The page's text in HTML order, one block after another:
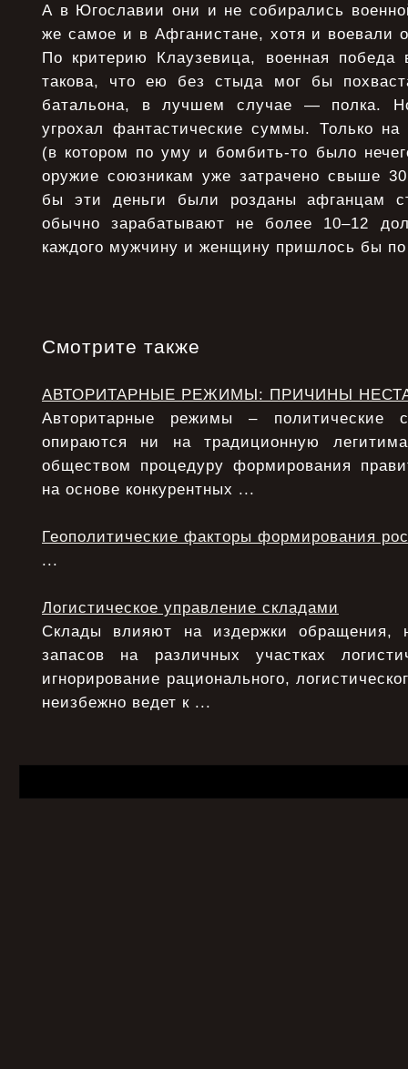
А в Югославии они и не собирались
же самое и в Афганистане, хотя и воевали
По критерию Клаузевица, военная
такова, что ею без стыда мог бы
батальона, в лучшем случае — полка.
угрохал фантастические суммы. Только
(в котором по уму и бомбить-то было
оружие союзникам уже затрачено свыше
бы эти деньги были розданы афганцам
обычно зарабатывают не более 10–12
каждого мужчину и женщину пришлось бы
Смотрите также
АВТОРИТАРНЫЕ РЕЖИМЫ: ПРИЧИНЫ
Авторитарные режимы – политические
опираются ни на традиционную
обществом процедуру формирования
на основе конкурентных ...
Геополитические факторы формирования
...
Логистическое управление складами
Склады влияют на издержки обращения,
запасов на различных участках
игнорирование рационального,
неизбежно ведет к ...